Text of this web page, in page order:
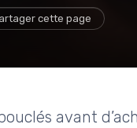
cette page
avant